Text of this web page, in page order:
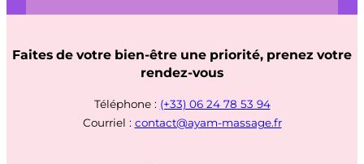
Faites de votre bien-être une priorité, prenez votre
rendez-vous
Téléphone : (+33) 06 24 78 53 94
Courriel : contact@ayam-massage.fr